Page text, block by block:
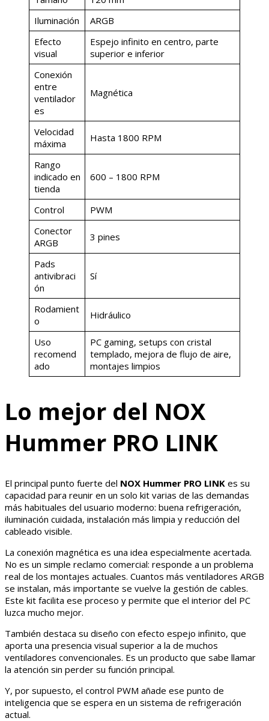
Iluminación
ARGB
Efecto
visual
Espejo infinito en centro, parte
superior e inferior
Conexión
entre
ventilador
es
Magnética
Velocidad
máxima
Hasta 1800 RPM
Rango
indicado en
tienda
600 – 1800 RPM
Control
PWM
Conector
ARGB
3 pines
Pads
antivibraci
ón
Sí
Rodamient
o
Hidráulico
Uso
recomend
ado
PC gaming, setups con cristal
templado, mejora de flujo de aire,
montajes limpios
Lo mejor del NOX
Hummer PRO LINK
El principal punto fuerte del NOX Hummer PRO LINK es su
capacidad para reunir en un solo kit varias de las demandas
más habituales del usuario moderno: buena refrigeración,
iluminación cuidada, instalación más limpia y reducción del
cableado visible.
La conexión magnética es una idea especialmente acertada.
No es un simple reclamo comercial: responde a un problema
real de los montajes actuales. Cuantos más ventiladores ARGB
se instalan, más importante se vuelve la gestión de cables.
Este kit facilita ese proceso y permite que el interior del PC
luzca mucho mejor.
También destaca su diseño con efecto espejo infinito, que
aporta una presencia visual superior a la de muchos
ventiladores convencionales. Es un producto que sabe llamar
la atención sin perder su función principal.
Y, por supuesto, el control PWM añade ese punto de
inteligencia que se espera en un sistema de refrigeración
actual.